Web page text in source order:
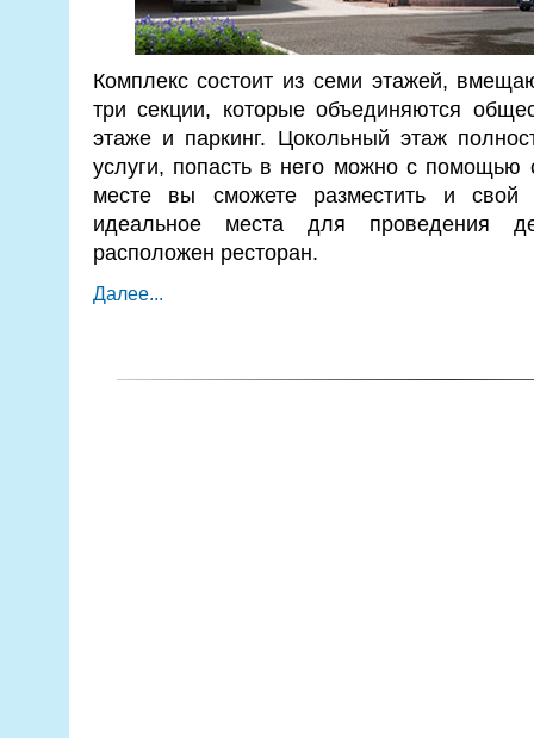
Комплекс состоит из семи этажей,
три секции, которые объединяются
этаже и паркинг. Цокольный этаж
услуги, попасть в него можно с помощью
месте вы сможете разместить и
идеальное места для проведения
расположен ресторан.
Далее...